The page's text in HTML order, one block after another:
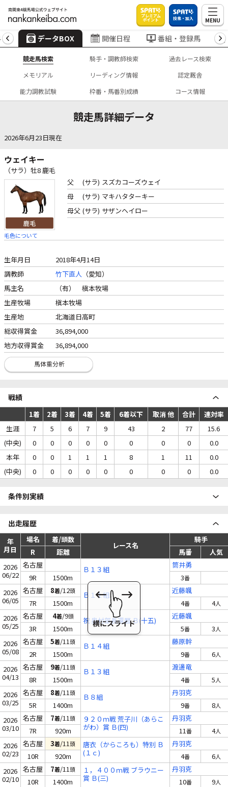
プレミアム
ポイント 投票・加入 MENU
データBOX 開催日程 番組・登録馬
競走馬検索 騎手・調教師検索
過去レース検索
メモリアル
リーディング情報
認定厩舎
能力調教試験
枠番・馬番別成績 コース情報
競走馬詳細データ
2026年6月23日現在
ウェイキー
（サラ）牡8 鹿毛
毛色について
父 (サラ) スズカコーズウェイ
母
(サラ) マキハタターキー
母父 (サラ) サザンヘイロー
生年月日
2018年4月14日
調教師
竹下直人 （愛知）
馬主名
（有） 槇本牧場
生産牧場
槇本牧場
生産地
北海道日高町
総収得賞金
36,894,000
地方収得賞金
36,894,000
戦績
1着 2着 3着 4着 5着 6着以下 取消 他 合計
連対率
生涯
7 5 6 7 9 43 2 77
15.6
(中央)
0 0 0 0 0 0 0 0
0.0
本年
0 0 1 1 1 8 1 11
0.0
(中央)
0 0 0 0 0 0 0 0 0.0
条件別実績
出走履歴
年
月日
場名 着/頭数
レース名
騎手
R
距離 馬番
人気
2026
06/22
名古屋 Ｂ１３組
筒井勇
9R
1500m 3番
2026
06/05
名古屋 8着/12頭 Ｂ１１組
近藤颯
7R
1500m 4番 4人
2026
05/25
名古屋 4着/9頭 祝 奥村部長還暦 Ｂ(十五)
近藤颯
3R
1500m 5番 3人
2026
05/08
名古屋 5着/11頭 Ｂ１４組
藤原幹
2R
1500m 9番 6人
2026
04/13
名古屋 9着/11頭 Ｂ１３組
渡邊竜
8R
1500m 4番 5人
2026
03/25
名古屋 8着/11頭 Ｂ８組
丹羽克
5R
1400m 9番 8人
2026
03/10
名古屋 7着/11頭
９２０ｍ戦 荒子川（あらこ
がわ）賞 Ｂ(四)
丹羽克
7R
920m 11番 4人
2026
02/23
名古屋 3着/11頭
唐衣（からころも）特別 Ｂ
(１ｃ)
丹羽克
10R
920m 4番 6人
2026
02/10
名古屋 7着/11頭
１，４００ｍ戦 ブラウニー
賞 Ｂ(三)
丹羽克
10R
1400m 10番 9人